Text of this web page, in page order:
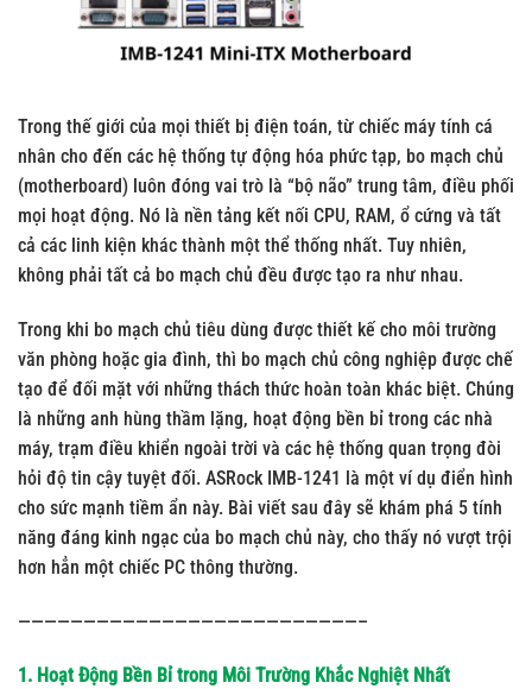
Trong thế giới của mọi thiết bị điện toán, từ chiếc máy tính cá
nhân cho đến các hệ thống tự động hóa phức tạp, bo mạch chủ
(motherboard) luôn đóng vai trò là “bộ não” trung tâm, điều phối
mọi hoạt động. Nó là nền tảng kết nối CPU, RAM, ổ cứng và tất
cả các linh kiện khác thành một thể thống nhất. Tuy nhiên,
không phải tất cả bo mạch chủ đều được tạo ra như nhau.
Trong khi bo mạch chủ tiêu dùng được thiết kế cho môi trường
văn phòng hoặc gia đình, thì bo mạch chủ công nghiệp được chế
tạo để đối mặt với những thách thức hoàn toàn khác biệt. Chúng
là những anh hùng thầm lặng, hoạt động bền bỉ trong các nhà
máy, trạm điều khiển ngoài trời và các hệ thống quan trọng đòi
hỏi độ tin cậy tuyệt đối. ASRock IMB-1241 là một ví dụ điển hình
cho sức mạnh tiềm ẩn này. Bài viết sau đây sẽ khám phá 5 tính
năng đáng kinh ngạc của bo mạch chủ này, cho thấy nó vượt trội
hơn hẳn một chiếc PC thông thường.
——————————————————————————–
1. Hoạt Động Bền Bỉ trong Môi Trường Khắc Nghiệt Nhất